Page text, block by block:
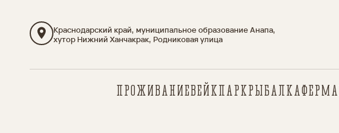
Краснодарский край, муниципальное образование Анапа,
хутор Нижний Ханчакрак, Родниковая улица
ПРОЖИВАНИЕВЕЙКПАРКРЫБАЛКАФЕРМА